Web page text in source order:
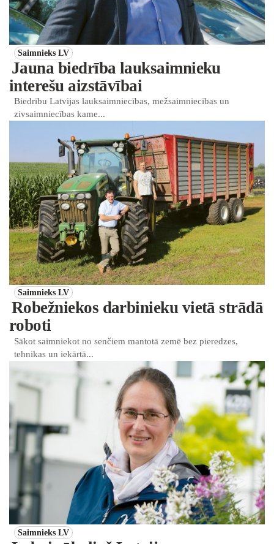
Saimnieks LV
Jauna biedrība lauksaimnieku
interešu aizstāvībai
Biedrību Latvijas lauksaimniecības, mežsaimniecības un
zivsaimniecības kame...
Saimnieks LV
Robežniekos darbinieku vietā strādā
roboti
Sākot saimniekot no senčiem mantotā zemē bez pieredzes,
tehnikas un iekārtā...
Saimnieks LV